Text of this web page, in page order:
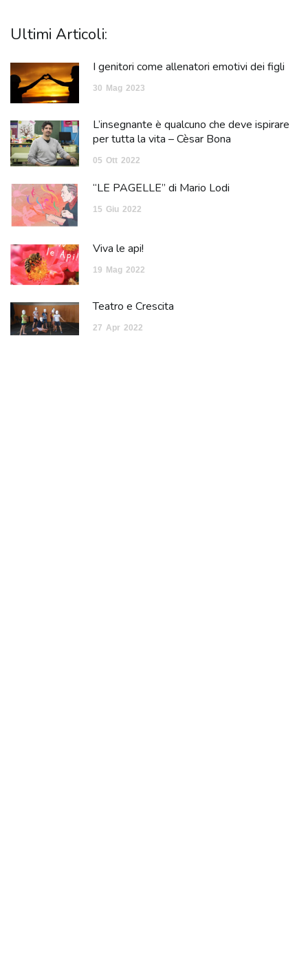
Ultimi Articoli:
I genitori come allenatori emotivi dei figli
30 Mag 2023
L’insegnante è qualcuno che deve ispirare
per tutta la vita – Cèsar Bona
05 Ott 2022
“LE PAGELLE” di Mario Lodi
15 Giu 2022
Viva le api!
19 Mag 2022
Teatro e Crescita
27 Apr 2022